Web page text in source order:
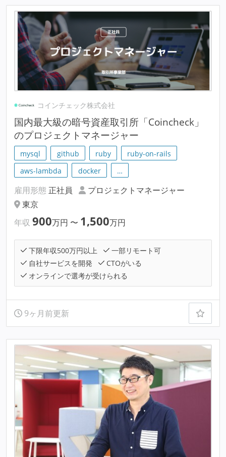
コインチェック株式会社
国内最大級の暗号資産取引所「Coincheck」
のプロジェクトマネージャー
mysql github ruby
ruby-on-rails
aws-lambda
docker …
雇用形態 正社員
プロジェクトマネージャー
東京
年収 900万円 〜 1,500万円
下限年収500万円以上
一部リモート可
自社サービスを開発
CTOがいる
オンラインで選考が受けられる
9ヶ月前更新